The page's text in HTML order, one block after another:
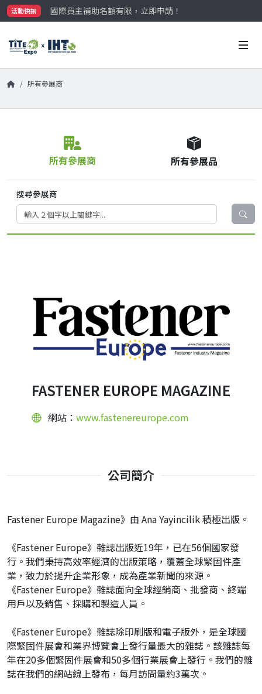
活動快訊
國際買主補助名額有限，立即申請！
參觀門票開放申請中‼️
國際買主補助名額有限，立即申請！
所有參展商
所有參展商 所有參展品
搜尋參展商
FASTENER EUROPE MAGAZINE
網站： www.fastenereurope.com
公司簡介
Fastener Europe Magazine》由 Ana Yayincilik 積極出版。
《Fastener Europe》雜誌出版近19年，已在56個國家發
行。我們秉持高效率經濟的出版策略，覆蓋全球緊固件產
業，致力於提升企業形象，成為產業新聞的來源。
《Fastener Europe》雜誌面向全球經銷商、批發商、終端
用戶以及銷售、採購和製造人員。
《Fastener Europe》雜誌除印刷版和電子版外，是全球國
際緊固件展會和業界博覽會上發行量最大的雜誌。該雜誌每
年在20多個緊固件展會和50多個行業展會上發行。我們的雜
誌在我們的網站線上發布，每月訪問量約3萬次。